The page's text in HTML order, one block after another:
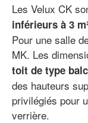
Les Velux CK
inférieurs à 3
Pour une salle
MK. Les
toit de type
des hauteurs
privilégiés pour
verrière.